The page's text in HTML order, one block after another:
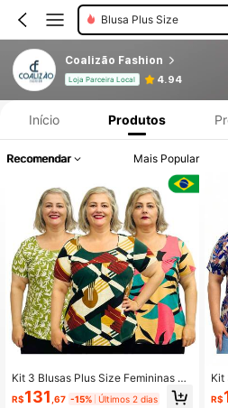
Blusa Plus Size
Coalizão Fashion
Loja Parceira Local 4.94
Início Produtos
Recomendar Mais Popular
Kit 3 Blusas Plus Size Femininas Es
tampadas Moda Evangélica Gospel
Manga Curta
R$131 ,67 -15% Últimos 2 dias
Kit
a
R$